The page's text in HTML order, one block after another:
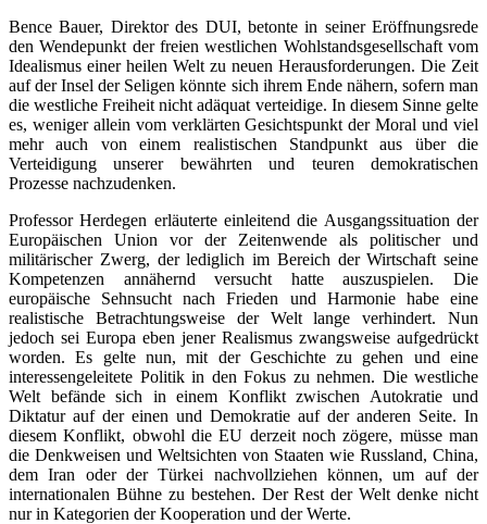
Bence Bauer, Direktor des DUI, betonte in seiner Eröffnungsrede
den Wendepunkt der freien westlichen Wohlstandsgesellschaft vom
Idealismus einer heilen Welt zu neuen Herausforderungen. Die Zeit
auf der Insel der Seligen könnte sich ihrem Ende nähern, sofern man
die westliche Freiheit nicht adäquat verteidige. In diesem Sinne gelte
es, weniger allein vom verklärten Gesichtspunkt der Moral und viel
mehr auch von einem realistischen Standpunkt aus über die
Verteidigung unserer bewährten und teuren demokratischen
Prozesse nachzudenken.
Professor Herdegen erläuterte einleitend die Ausgangssituation der
Europäischen Union vor der Zeitenwende als politischer und
militärischer Zwerg, der lediglich im Bereich der Wirtschaft seine
Kompetenzen annähernd versucht hatte auszuspielen. Die
europäische Sehnsucht nach Frieden und Harmonie habe eine
realistische Betrachtungsweise der Welt lange verhindert. Nun
jedoch sei Europa eben jener Realismus zwangsweise aufgedrückt
worden. Es gelte nun, mit der Geschichte zu gehen und eine
interessengeleitete Politik in den Fokus zu nehmen. Die westliche
Welt befände sich in einem Konflikt zwischen Autokratie und
Diktatur auf der einen und Demokratie auf der anderen Seite. In
diesem Konflikt, obwohl die EU derzeit noch zögere, müsse man
die Denkweisen und Weltsichten von Staaten wie Russland, China,
dem Iran oder der Türkei nachvollziehen können, um auf der
internationalen Bühne zu bestehen. Der Rest der Welt denke nicht
nur in Kategorien der Kooperation und der Werte.